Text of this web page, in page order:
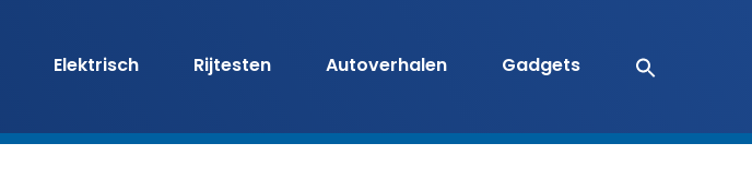
Elektrisch Rijtesten Autoverhalen Gadgets